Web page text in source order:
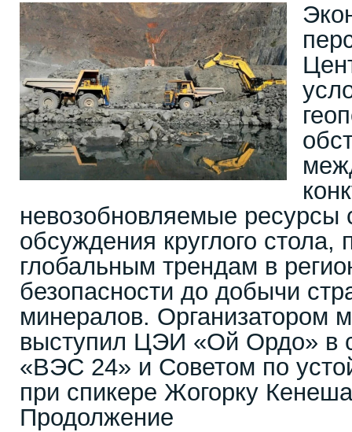
невозобновляемые ресурсы
обсуждения круглого стола,
глобальным трендам в
безопасности до добычи
минералов. Организатором
выступил ЦЭИ «Ой Ордо» в
«ВЭС 24» и Советом по
при спикере Жогорку
Продолжение